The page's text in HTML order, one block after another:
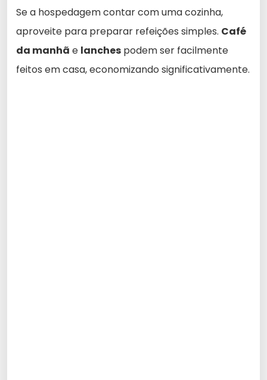
Se a hospedagem contar com uma cozinha,
aproveite para preparar refeições simples. Café
da manhã e lanches podem ser facilmente
feitos em casa, economizando significativamente.